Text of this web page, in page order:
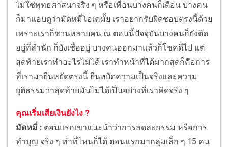
ไม่ใช่พุทธศาสนาจริง ๆ หรือเพื่อนบางคนก็เตือน บางคน
ก็มาแอบดูว่ามัดหมี่โอเคมั้ย เราอยากรับผิดชอบตรงนี้ด้วย
เพราะเราก็ชวนหลายคน ณ ตอนนี้ปัจจุบันบางคนก็ยังติด
อยู่ที่สำนัก ก็ยังเชื่ออยู่ บางคนออกมาแล้วก็โชคดีไป แต่
สุดท้ายเราทำอะไรไม่ได้ เราทำหน้าที่ได้มากสุดก็คือการ
ที่เรามายืนหยัดตรงนี้ ยืนหยัดความเป็นจริงและความ
ยุติธรรมว่าสุดท้ายมันไม่ได้เป็นอย่างที่เราคิดจริง ๆ
คุณเริ่มเสียเงินยังไง ?
มัดหมี่ : ตอนแรกเขาแนะนำว่าการลดละกรรม หรือการ
ทำบุญ จริง ๆ ทำที่ไหนก็ได้ ตอนแรกมากลุ่มเล็ก ๆ 15 คน